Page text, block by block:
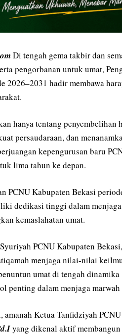
Di tengah gema takbir dan
pengorbanan untuk umat,
2026–2031 hadir membawa
hanya tentang penyembelihan
persaudaraan, dan
kepengurusan baru
lima tahun ke depan.
PCNU Kabupaten Bekasi
dedikasi tinggi dalam
kemaslahatan umat.
PCNU Kabupaten
menjaga nilai-nilai
umat di tengah
penting dalam menjaga
amanah Ketua Tanfidziyah
yang dikenal aktif